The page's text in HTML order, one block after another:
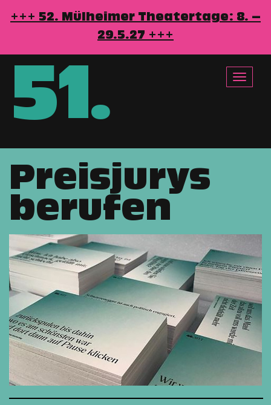
Direkt
zum
Inhalt
+++ 52. Mülheimer Theatertage: 8. –
29.5.27 +++
51.
Toggle
Preisjurys
berufen